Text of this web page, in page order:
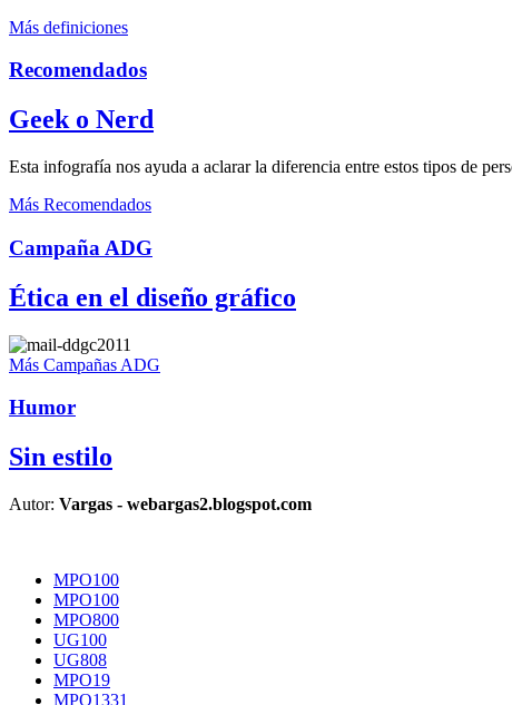
Más definiciones
Recomendados
Geek o Nerd
Esta infografía nos ayuda a aclarar la diferencia entre estos tipos de
Más Recomendados
Campaña ADG
Ética en el diseño gráfico
Más Campañas ADG
Humor
Sin estilo
Autor: Vargas - webargas2.blogspot.com
MPO100
MPO100
MPO800
UG100
UG808
MPO19
MPO1331